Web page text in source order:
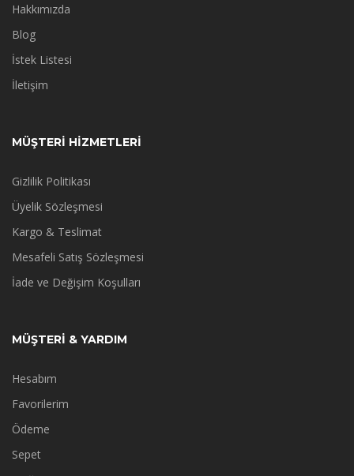
Hakkımızda
Blog
İstek Listesi
İletişim
MÜŞTERİ HİZMETLERİ
Gizlilik Politikası
Üyelik Sözleşmesi
Kargo & Teslimat
Mesafeli Satış Sözleşmesi
İade ve Değişim Koşulları
MÜŞTERİ & YARDIM
Hesabım
Favorilerim
Ödeme
Sepet